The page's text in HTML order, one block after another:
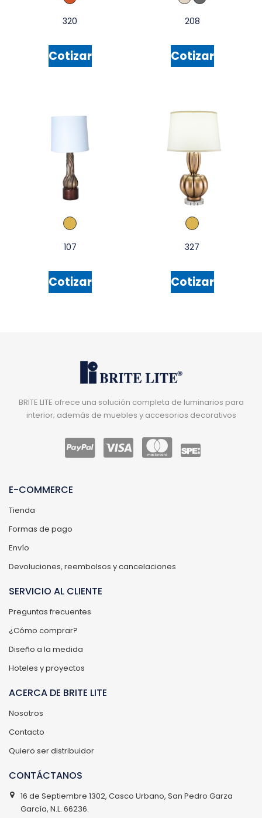
320
Cotizar
208
Cotizar
107
Cotizar
327
Cotizar
BRITE LITE ofrece una solución completa de luminarios para
interior; además de muebles y accesorios decorativos
E-COMMERCE
Tienda
Formas de pago
Envío
Devoluciones, reembolsos y cancelaciones
SERVICIO AL CLIENTE
Preguntas frecuentes
¿Cómo comprar?
Diseño a la medida
Hoteles y proyectos
ACERCA DE BRITE LITE
Nosotros
Contacto
Quiero ser distribuidor
CONTÁCTANOS
16 de Septiembre 1302, Casco Urbano, San Pedro Garza
García, N.L. 66236.